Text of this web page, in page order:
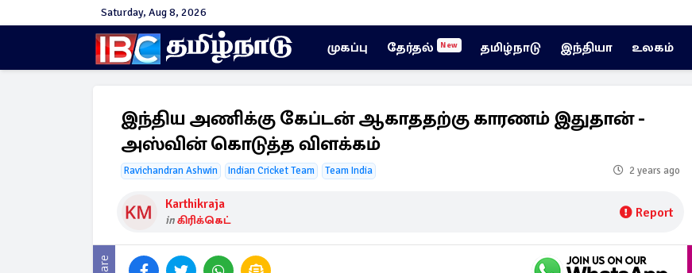
Saturday, Aug 8, 2026
முகப்பு தேர்தல் New தமிழ்நாடு இந்தியா உலகம்
இந்திய அணிக்கு கேப்டன் ஆகாததற்கு காரணம் இதுதான் -
அஸ்வின் கொடுத்த விளக்கம்
Ravichandran Ashwin Indian Cricket Team Team India 2 years ago
Karthikraja
inகிரிக்கெட் Report